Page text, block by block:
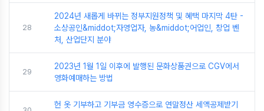
28
2024년 새롭게 바뀌는 정부지원정책 및 혜택 마지막 4탄 -
소상공인&middot;자영업자, 농&middot;어업인, 창업 벤
처, 산업단지 분야
29
2023년 1월 1일 이후에 발행된 문화상품권으로 CGV에서
영화예매하는 방법
헌 옷 기부하고 기부금 영수증으로 연말정산 세액공제받기